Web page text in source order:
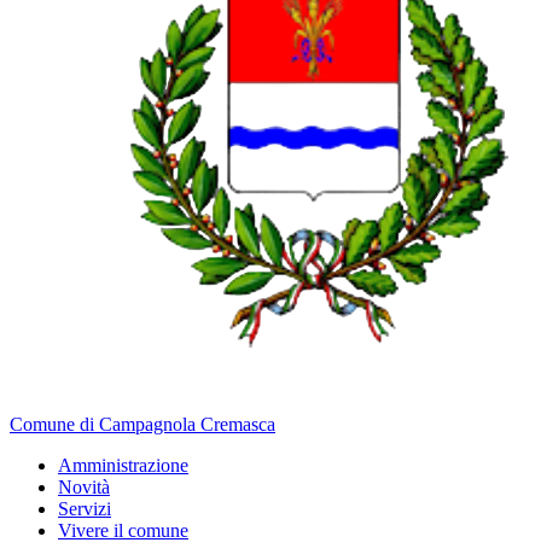
Comune di Campagnola Cremasca
Amministrazione
Novità
Servizi
Vivere il comune